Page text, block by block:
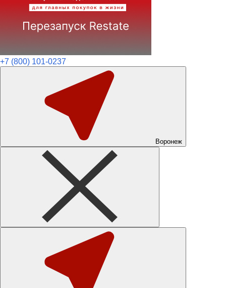
+7 (800) 101-0237
Воронеж